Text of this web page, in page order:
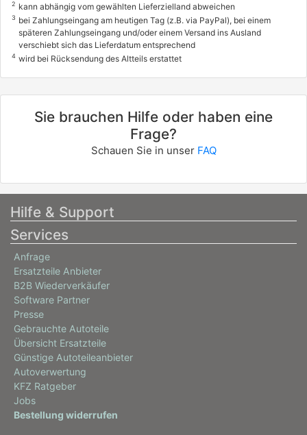
FORD
TRANSIT CONNECT (P65_, P70_, P80_)
1.8 Di
55 / 75
8566ASQ
TRANSIT CONNECT (P65_, P70_, P80_)
81 / 110
08/2006 - 12/2013
FORD
TRANSIT CONNECT (P65_, P70_, P80_)
66 / 90
06/2002 - 12/2013
2 kann abhängig vom gewählten Lieferzielland abweichen
3 bei Zahlungseingang am heutigen Tag (z.B. via PayPal), bei einem
späteren Zahlungseingang und/oder einem Versand ins Ausland
verschiebt sich das Lieferdatum entsprechend
4 wird bei Rücksendung des Altteils erstattet
Sie brauchen Hilfe oder haben eine
Frage?
Schauen Sie in unser FAQ
Hilfe & Support
Services
Anfrage
Ersatzteile Anbieter
B2B Wiederverkäufer
Software Partner
Presse
Gebrauchte Autoteile
Übersicht Ersatzteile
Günstige Autoteileanbieter
Autoverwertung
KFZ Ratgeber
Jobs
Bestellung widerrufen